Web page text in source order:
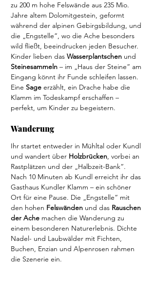
zu 200 m hohe Felswände aus 235 Mio.
Jahre altem Dolomitgestein, geformt
während der alpinen Gebirgsbildung, und
die „Engstelle“, wo die Ache besonders
wild fließt, beeindrucken jeden Besucher.
Kinder lieben das Wasserplantschen und
Steinesammeln – im „Haus der Steine“ am
Eingang könnt ihr Funde schleifen lassen.
Eine Sage erzählt, ein Drache habe die
Klamm im Todeskampf erschaffen –
perfekt, um Kinder zu begeistern.
Wanderung
Ihr startet entweder in Mühltal oder Kundl
und wandert über Holzbrücken, vorbei an
Rastplätzen und der „Halbzeit-Bank“.
Nach 10 Minuten ab Kundl erreicht ihr das
Gasthaus Kundler Klamm – ein schöner
Ort für eine Pause. Die „Engstelle“ mit
den hohen Felswänden und das Rauschen
der Ache machen die Wanderung zu
einem besonderen Naturerlebnis. Dichte
Nadel- und Laubwälder mit Fichten,
Buchen, Enzian und Alpenrosen rahmen
die Szenerie ein.